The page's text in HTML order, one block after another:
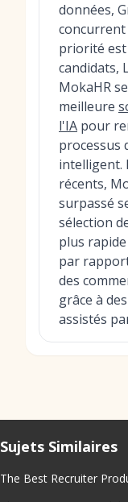
données,
concurrent
priorité est
candidats,
MokaHR
meilleure
l'IA pour
processus
intelligent.
récents,
surpassé
sélection
plus
par
des
grâce à
assistés
Sujets Similaires
The Best Recruiter